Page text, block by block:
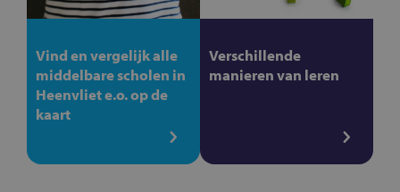
Vind en vergelijk alle
middelbare scholen in
Heenvliet e.o. op de
kaart
Verschillende
manieren van leren